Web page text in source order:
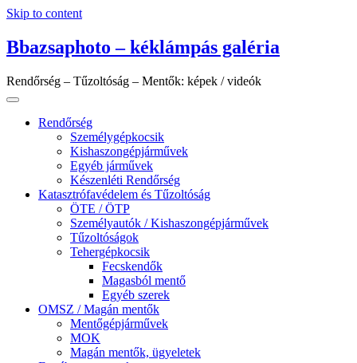
Skip to content
Bbazsaphoto – kéklámpás galéria
Rendőrség – Tűzoltóság – Mentők: képek / videók
Rendőrség
Személygépkocsik
Kishaszongépjárművek
Egyéb járművek
Készenléti Rendőrség
Katasztrófavédelem és Tűzoltóság
ÖTE / ÖTP
Személyautók / Kishaszongépjárművek
Tűzoltóságok
Tehergépkocsik
Fecskendők
Magasból mentő
Egyéb szerek
OMSZ / Magán mentők
Mentőgépjárművek
MOK
Magán mentők, ügyeletek